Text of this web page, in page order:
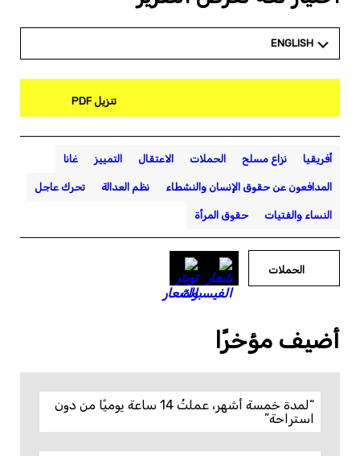
ENGLISH
تنزيل PDF
أفريقيا نزاع مسلح الحملات الاعتقال التمييز غانا
المدافعون عن حقوق الإنسان والنشطاء نظم العدالة تحرك عاجل
النساء والفتيات حقوق المرأة
الحملات
أضيف مؤخرًا
“لمدة خمسة أشهر، عملتُ 14 ساعة يوميًا من دون
استراحة”